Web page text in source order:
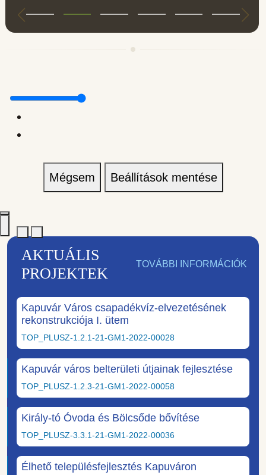
Mégsem Beállítások mentése
AKTUÁLIS
PROJEKTEK
TOVÁBBI INFORMÁCIÓK
Kapuvár Város csapadékvíz-elvezetésének
rekonstrukciója I. ütem
TOP_PLUSZ-1.2.1-21-GM1-2022-00028
Kapuvár város belterületi útjainak fejlesztése
TOP_PLUSZ-1.2.3-21-GM1-2022-00058
Király-tó Óvoda és Bölcsőde bővítése
TOP_PLUSZ-3.3.1-21-GM1-2022-00036
Élhető településfejlesztés Kapuváron